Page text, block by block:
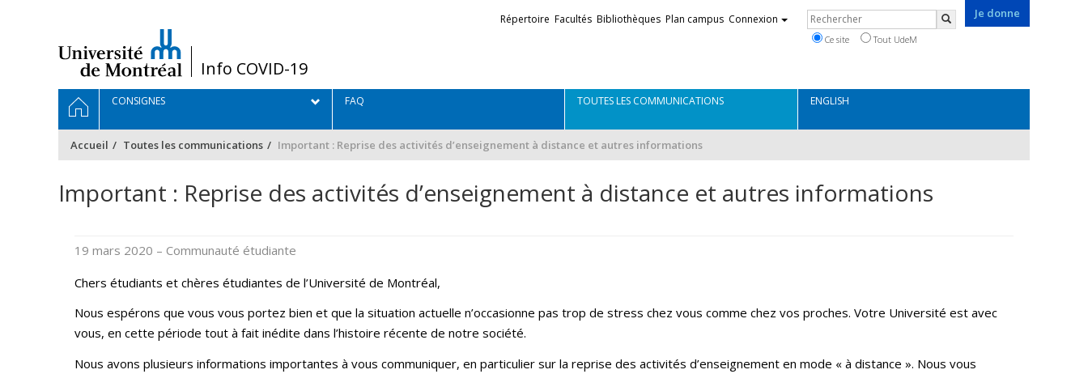
/Info COVID-19
Je donne
Liens
Répertoire Facultés Bibliothèques Plan campus Connexion Rechercher
Ce site Tout UdeM
Navigation
principale
ACCUEILCONSIGNES FAQ TOUTES LES COMMUNICATIONS ENGLISH
Accueil Toutes les communications Important : Reprise des activités d’enseignement à distance et autres informations
Important : Reprise des activités d’enseignement à distance et autres informations
19 mars 2020 – Communauté étudiante
Chers étudiants et chères étudiantes de l’Université de Montréal,
Nous espérons que vous vous portez bien et que la situation actuelle n’occasionne pas trop de stress chez vous comme chez vos proches. Votre Université est avec
vous, en cette période tout à fait inédite dans l’histoire récente de notre société.
Nous avons plusieurs informations importantes à vous communiquer, en particulier sur la reprise des activités d’enseignement en mode « à distance ». Nous vous